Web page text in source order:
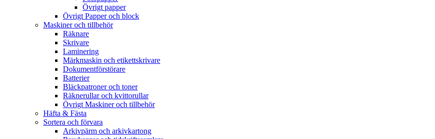
Övrigt papper
Övrigt Papper och block
Maskiner och tillbehör
Räknare
Skrivare
Laminering
Märkmaskin och etikettskrivare
Dokumentförstörare
Batterier
Bläckpatroner och toner
Räknerullar och kvittorullar
Övrigt Maskiner och tillbehör
Häfta & Fästa
Sortera och förvara
Arkivpärm och arkivkartong